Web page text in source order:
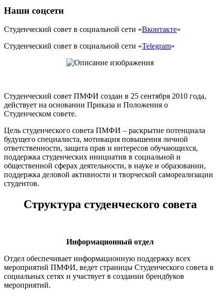
Наши соцсети
Студенческий совет в социальной сети «Вконтакте»
Студенческий совет в социальной сети «Telegram»
Студенческий совет ПМФИ создан в 25 сентября 2010 года,
действует на основании Приказа и Положения о
Студенческом совете.
Цель студенческого совета ПМФИ – раскрытие потенциала
будущего специалиста, мотивация повышения личной
ответственности, защита прав и интересов обучающихся,
поддержка студенческих инициатив в социальной и
общественной сферах деятельности, в науке и образовании,
поддержка деловой активности и творческой самореализации
студентов.
Структура студенческого совета
Информационный отдел
Отдел обеспечивает информационную поддержку всех
мероприятий ПМФИ, ведет страницы Студенческого совета в
социальных сетях и участвует в создании брендбуков
мероприятий.